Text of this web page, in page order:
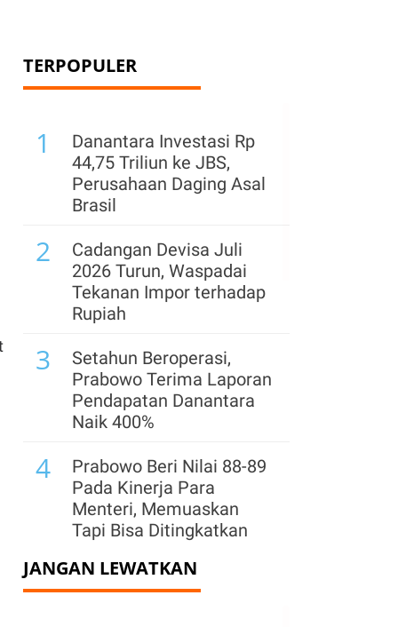
TERPOPULER
1
Danantara Investasi Rp
44,75 Triliun ke JBS,
Perusahaan Daging Asal
Brasil
2
Cadangan Devisa Juli
2026 Turun, Waspadai
Tekanan Impor terhadap
Rupiah
3
Setahun Beroperasi,
Prabowo Terima Laporan
Pendapatan Danantara
Naik 400%
4
Prabowo Beri Nilai 88-89
Pada Kinerja Para
Menteri, Memuaskan
Tapi Bisa Ditingkatkan
5
Prabowo: Pemerintah
Pusat Siap Ambil Alih
JANGAN LEWATKAN